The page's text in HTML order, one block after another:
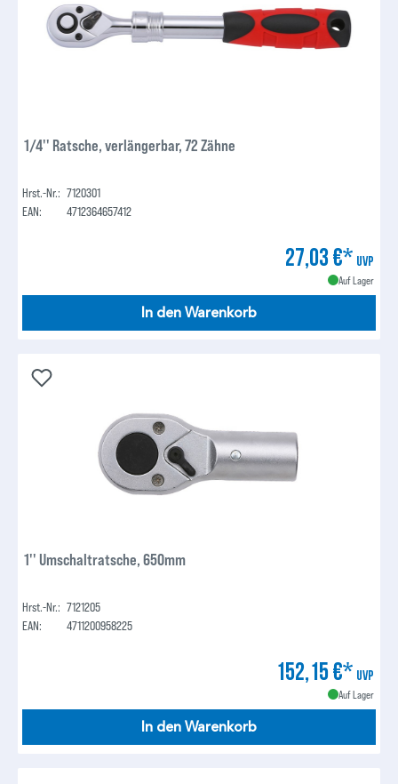
1/4'' Ratsche, verlängerbar, 72 Zähne
Hrst.-Nr.: 7120301
EAN:
4712364657412
27,03 €* UVP
Auf Lager
In den Warenkorb
1'' Umschaltratsche, 650mm
Hrst.-Nr.: 7121205
EAN:
4711200958225
152,15 €* UVP
Auf Lager
In den Warenkorb